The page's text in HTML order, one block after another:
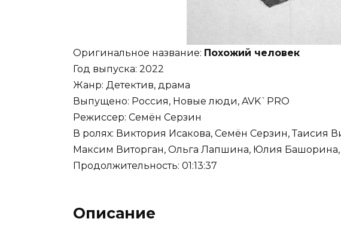
Оригинальное название: Похожий человек
Год выпуска: 2022
Жанр: Детектив, драма
Выпущено: Россия, Новые люди, AVK`PRO
Режиссер: Семён Серзин
В ролях: Виктория Исакова, Семён Серзин, Таисия
Максим Виторган, Ольга Лапшина, Юлия
Продолжительность: 01:13:37
Описание